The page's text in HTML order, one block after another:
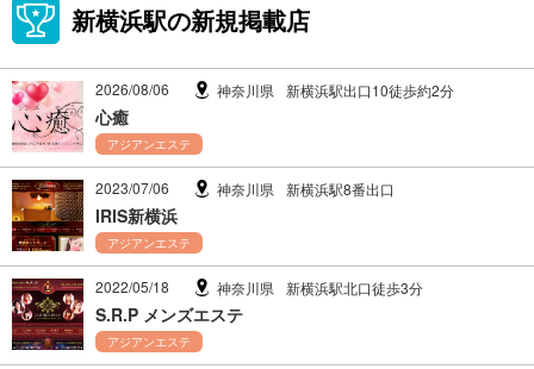
新横浜駅の新規掲載店
2026/08/06 神奈川県 新横浜駅出口10徒歩約2分
心癒
アジアンエステ
2023/07/06 神奈川県 新横浜駅8番出口
IRIS新横浜
アジアンエステ
2022/05/18 神奈川県 新横浜駅北口徒歩3分
S.R.P メンズエステ
アジアンエステ